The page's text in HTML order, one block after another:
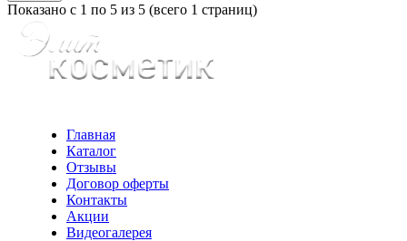
Показано с 1 по 5 из 5 (всего 1 страниц)
Главная
Каталог
Отзывы
Договор оферты
Контакты
Акции
Видеогалерея